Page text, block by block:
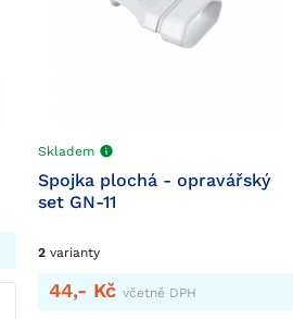
Skladem
Spojka plochá - opravářský
set GN-11
2varianty
44,- Kč včetně DPH